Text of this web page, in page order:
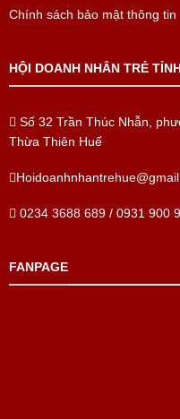
Chính sách bảo mật thông tin
HỘI DOANH NHÂN TRẺ
Số 32 Trần Thúc Nhẫn,
Thừa Thiên Huế
0234 3688 689 / 0931 900
FANPAGE